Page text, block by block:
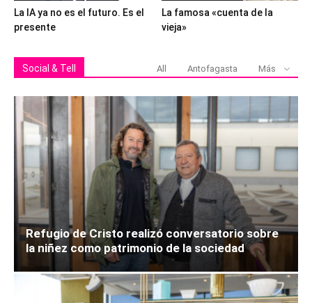
La IA ya no es el futuro. Es el
presente
La famosa «cuenta de la
vieja»
Social & Tell All Antofagasta Más
Refugio de Cristo realizó conversatorio sobre
la niñez como patrimonio de la sociedad